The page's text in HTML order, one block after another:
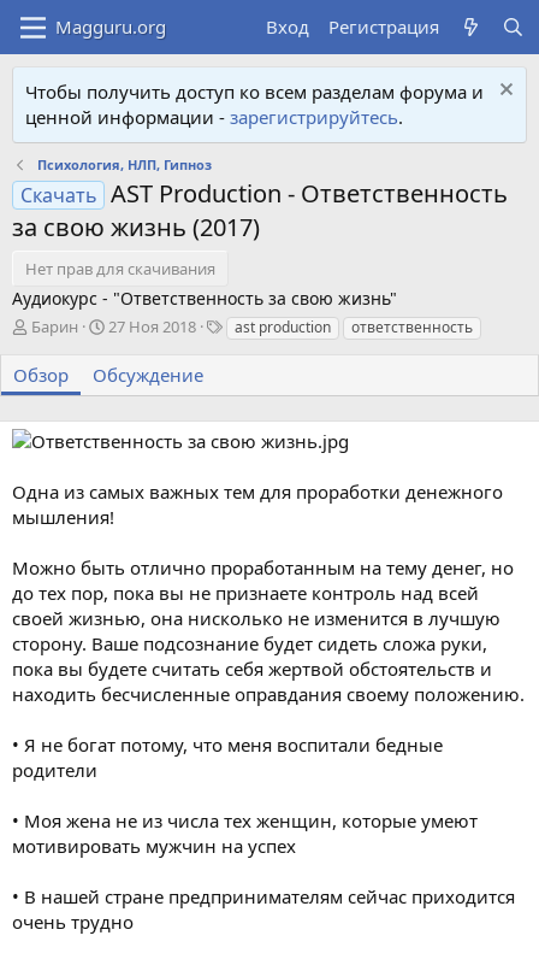
Вход Регистрация
Чтобы получить доступ ко всем разделам форума и
ценной информации - зарегистрируйтесь.
Психология, НЛП, Гипноз
Скачать AST Production - Ответственность
за свою жизнь (2017)
Нет прав для скачивания
Аудиокурс - "Ответственность за свою жизнь"
А
т
о
Барин
Д
т
а
о
а
н
я
27 Ноя 2018
Т
и
ast production ответственность
Обзор Обсуждение
Одна из самых важных тем для проработки денежного
мышления!
Можно быть отлично проработанным на тему денег, но
до тех пор, пока вы не признаете контроль над всей
своей жизнью, она нисколько не изменится в лучшую
сторону. Ваше подсознание будет сидеть сложа руки,
пока вы будете считать себя жертвой обстоятельств и
находить бесчисленные оправдания своему положению.
• Я не богат потому, что меня воспитали бедные
родители
• Моя жена не из числа тех женщин, которые умеют
мотивировать мужчин на успех
• В нашей стране предпринимателям сейчас приходится
очень трудно